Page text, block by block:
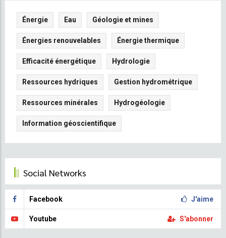
Énergie Eau Géologie et mines
Énergies renouvelables Énergie thermique
Efficacité énergétique Hydrologie
Ressources hydriques Gestion hydrométrique
Ressources minérales Hydrogéologie
Information géoscientifique
Social Networks
Facebook J'aime
Youtube S'abonner